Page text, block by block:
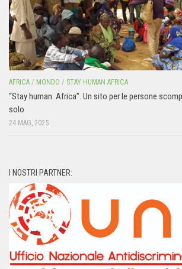
AFRICA / MONDO / STAY HUMAN AFRICA
“Stay human. Africa”. Un sito per le persone
solo
24 MAG, 2025
I NOSTRI PARTNER: